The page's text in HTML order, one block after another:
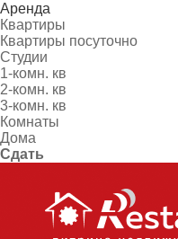
Аренда
Квартиры
Квартиры посуточно
Студии
1-комн. кв
2-комн. кв
3-комн. кв
Комнаты
Дома
Сдать